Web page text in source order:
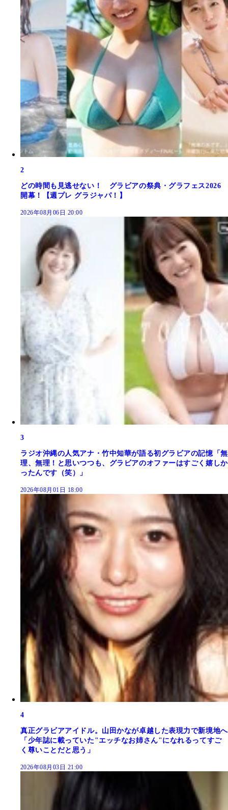
2
どの時間も見逃せない！ グラビアの祭典・グラフェス2026
開幕！【週プレ グラジャパ！】
2026年08月06日 20:00
3
ラジオ沖縄の人気アナ・竹中知華が語る初グラビアの記憶「無
理、無理！と思いつつも、グラビアのオファーはすごく嬉しか
ったんです（笑）」
2026年08月01日 18:00
4
真正グラビアアイドル。山田かなが卓越した表現力で新境地へ
「少年誌に載っていた"エッチなお姉さん"になれるってすご
く尊いことだと思う」
2026年08月03日 21:00